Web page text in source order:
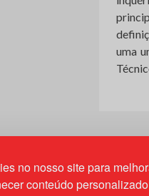
no nosso site para
conteúdo
uma